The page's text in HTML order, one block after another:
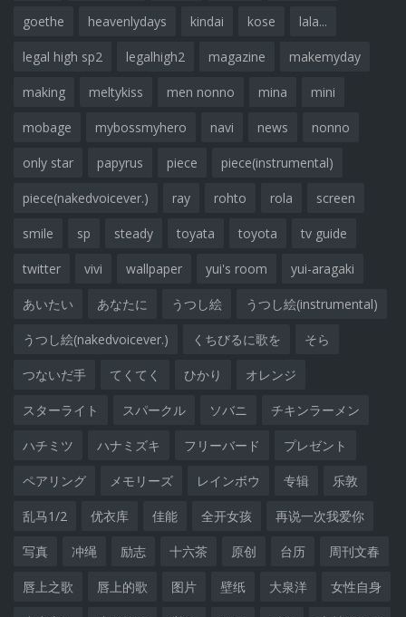
goethe heavenlydays kindai kose lala...
legal high sp2 legalhigh2 magazine makemyday
making meltykiss men nonno mina mini
mobage mybossmyhero navi news nonno
only star papyrus piece piece(instrumental)
piece(nakedvoicever.) ray rohto rola screen
smile sp steady toyata toyota tv guide
twitter vivi wallpaper yui's room yui-aragaki
あいたい あなたに うつし絵 うつし絵(instrumental)
うつし絵(nakedvoicever.) くちびるに歌を そら
つないだ手 てくてく ひかり オレンジ
スターライト スパークル ソバニ チキンラーメン
ハチミツ ハナミズキ フリーバード プレゼント
ペアリング メモリーズ レインボウ 专辑 乐敦
乱马1/2 优衣库 佳能 全开女孩 再说一次我爱你
写真 冲绳 励志 十六茶 原创 台历 周刊文春
唇上之歌 唇上的歌 图片 壁纸 大泉洋 女性自身